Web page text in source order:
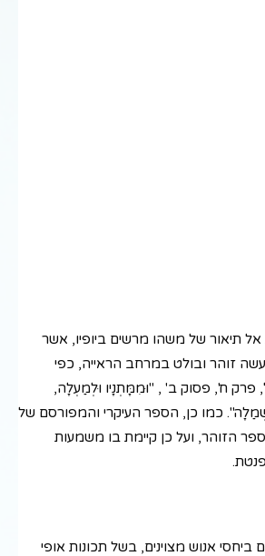
תיאור של משהו מרשים ביופיו, אשר
זוהר ובולט במרחב הראייה, כפי
ח', פסוק ב' , "וּמִמָּתְנָיו וּלְמַעְלָה,
כמו כן, הספר העיקרי והמפורסם של
הזוהר, ועל כן קיימת בו משמעות
ביחסי אנוש מצוינים, בשל תכונות אופי